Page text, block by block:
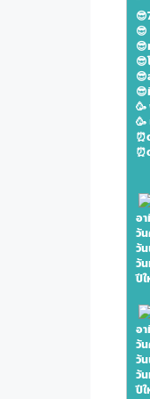
😎
😎
🥳
🥳
อ
วั
วั
วั
ปี
อ
วั
วั
วั
ปี